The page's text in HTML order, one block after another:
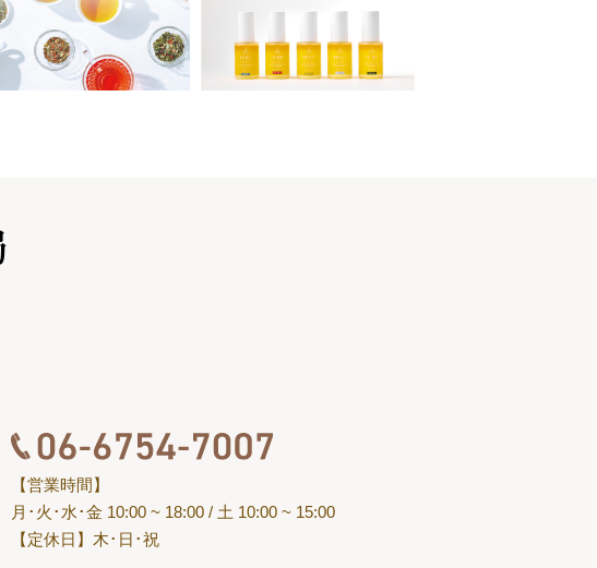
【営業時間】
月･火･水･金 10:00 ~ 18:00 / 土 10:00 ~ 15:00
【定休日】木･日･祝